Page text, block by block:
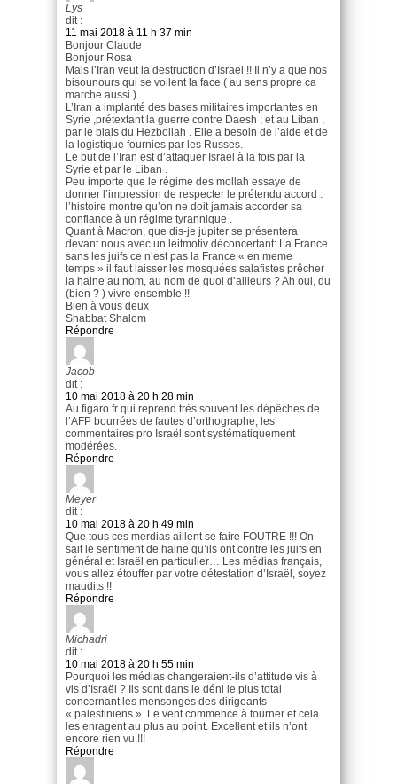
Lys
dit :
11 mai 2018 à 11 h 37 min
Bonjour Claude
Bonjour Rosa
Mais l’Iran veut la destruction d’Israel !! Il n’y a que nos
bisounours qui se voilent la face ( au sens propre ca
marche aussi )
L’Iran a implanté des bases militaires importantes en
Syrie ,prétextant la guerre contre Daesh ; et au Liban ,
par le biais du Hezbollah . Elle a besoin de l’aide et de
la logistique fournies par les Russes.
Le but de l’Iran est d’attaquer Israel à la fois par la
Syrie et par le Liban .
Peu importe que le régime des mollah essaye de
donner l’impression de respecter le prétendu accord :
l’histoire montre qu’on ne doit jamais accorder sa
confiance à un régime tyrannique .
Quant à Macron, que dis-je jupiter se présentera
devant nous avec un leitmotiv déconcertant: La France
sans les juifs ce n’est pas la France « en meme
temps » il faut laisser les mosquées salafistes prêcher
la haine au nom, au nom de quoi d’ailleurs ? Ah oui, du
(bien ? ) vivre ensemble !!
Bien à vous deux
Shabbat Shalom
Répondre
Jacob
dit :
10 mai 2018 à 20 h 28 min
Au figaro.fr qui reprend très souvent les dépêches de
l’AFP bourrées de fautes d’orthographe, les
commentaires pro Israël sont systématiquement
modérées.
Répondre
Meyer
dit :
10 mai 2018 à 20 h 49 min
Que tous ces merdias aillent se faire FOUTRE !!! On
sait le sentiment de haine qu’ils ont contre les juifs en
général et Israël en particulier… Les médias français,
vous allez étouffer par votre détestation d’Israël, soyez
maudits !!
Répondre
Michadri
dit :
10 mai 2018 à 20 h 55 min
Pourquoi les médias changeraient-ils d’attitude vis à
vis d’Israël ? Ils sont dans le déni le plus total
concernant les mensonges des dirigeants
« palestiniens ». Le vent commence à tourner et cela
les enragent au plus au point. Excellent et ils n’ont
encore rien vu.!!!
Répondre